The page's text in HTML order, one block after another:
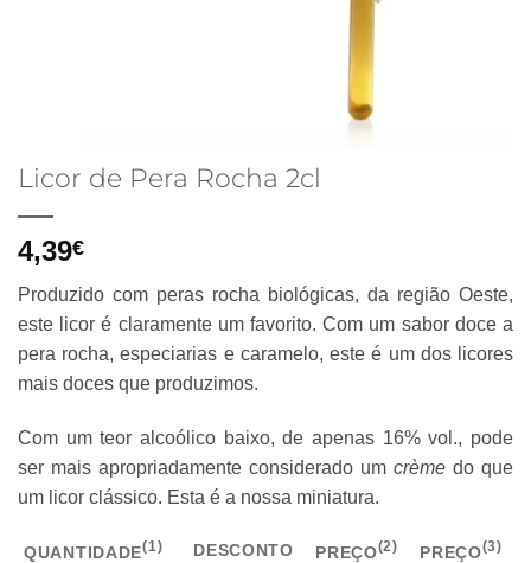
Licor de Pera Rocha 2cl
4,39€
Produzido com peras rocha biológicas, da região Oeste,
este licor é claramente um favorito. Com um sabor doce a
pera rocha, especiarias e caramelo, este é um dos licores
mais doces que produzimos.
Com um teor alcoólico baixo, de apenas 16% vol., pode
ser mais apropriadamente considerado um crème do que
um licor clássico. Esta é a nossa miniatura.
QUANTIDADE(1) DESCONTO PREÇO(2) PREÇO(3)